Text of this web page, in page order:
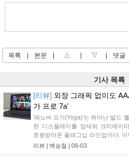
목록 | 본문 | △ | ▽ | 댓글
기사 목록
[리뷰] 외장 그래픽 없이도
가 프로 7a'
'레노버 요가(Yoga)'는 뛰어난 빌드
한 디스플레이를 앞세워 크리에이
호평받아온 플래그십 라인업이다.
로 7a(Yoga Pro 7a Gen 11, 이하 요
리뷰 | 백승철 | 08-03